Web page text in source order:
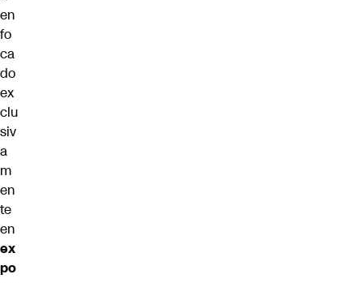
en
fo
ca
do
ex
clu
siv
a
m
en
te
en
ex
po